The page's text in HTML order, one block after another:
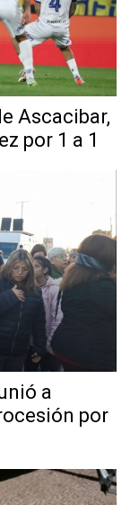
Ascacibar,
por 1 a 1
a
por